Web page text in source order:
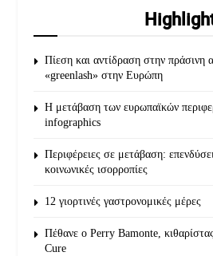
Πίεση και αντίδραση στην πράσινη
«greenlash» στην Ευρώπη
Η μετάβαση των ευρωπαϊκών
infographics
Περιφέρειες σε μετάβαση:
κοινωνικές ισορροπίες
12 γιορτινές γαστρονομικές μέρες
Πέθανε ο Perry Bamonte,
Cure